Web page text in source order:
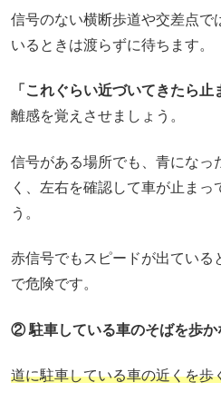
信号のない横断歩道や交差点で
いるときは渡らずに待ちます。
「これぐらい近づいてきたら止
離感を覚えさせましょう。
信号がある場所でも、青になっ
く、左右を確認して車が止まっ
う。
赤信号でもスピードが出ている
で危険です。
② 駐車している車のそばを歩か
道に駐車している車の近くを歩